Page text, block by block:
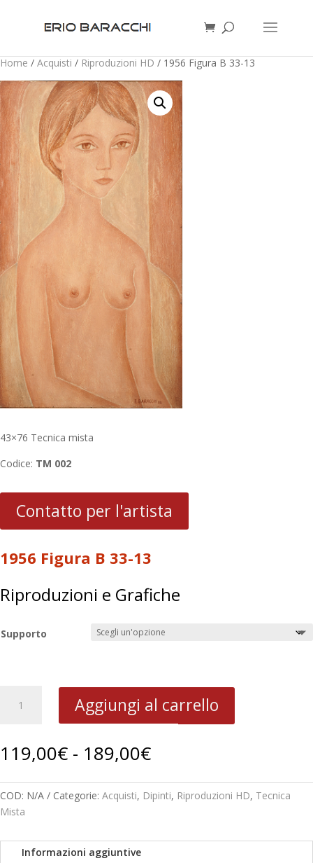
Home / Acquisti / Riproduzioni HD / 1956 Figura B 33-13
43×76 Tecnica mista
Codice: TM 002
Contatto per l'artista
1956 Figura B 33-13
Riproduzioni e Grafiche
Supporto
Figura
13
Aggiungi al carrello
119,00€ - 189,00€Fascia
di
prezzo:
da
189,00€
COD: N/A Categorie: Acquisti, Dipinti, Riproduzioni HD, Tecnica
Mista
Informazioni aggiuntive